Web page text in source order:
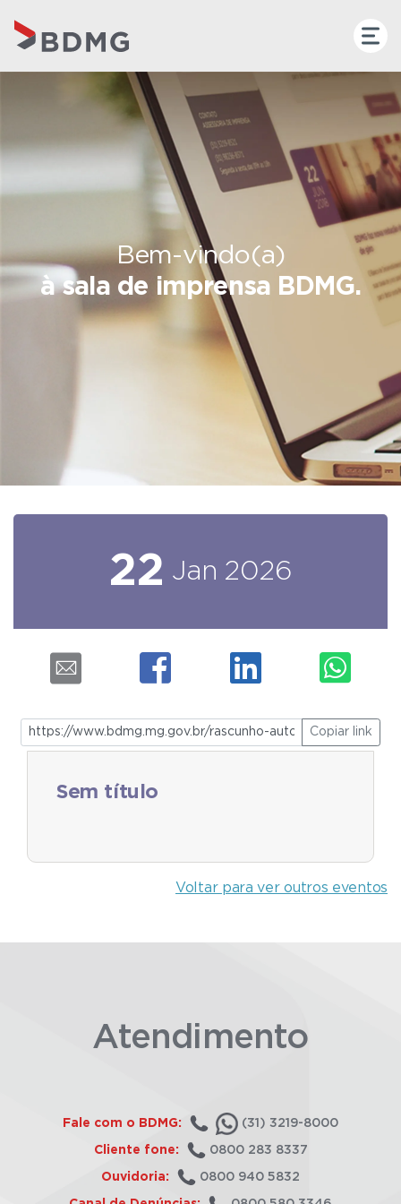
Bem-vindo(a)
à sala de imprensa BDMG.
22 Jan 2026
Copiar link
Sem título
Voltar para ver outros eventos
Atendimento
Fale com o BDMG: (31) 3219-8000
Cliente fone: 0800 283 8337
Ouvidoria: 0800 940 5832